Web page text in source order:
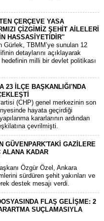
ÇERÇEVE YASA
ÇİZGİMİZ ŞEHİT AİLELERİ
HASSASİYETİDİR''
Gürlek, TBMM’ye sunulan 12
detaylarını açıklayarak
milli bir devlet politikası
23 İLÇE BAŞKANLIĞI'NDA
(CHP) genel merkezinin son
hayata geçirdiği
kararlarının ardından
çevrilmişti.
GÜVENPARK'TAKİ GAZİLERE
ALANA KADAR
Özgür Özel, Ankara
sürdüren şehit yakınları ve
destek mesajı verdi.
FLAŞ GELİŞME: 2
SUÇLAMASIYLA